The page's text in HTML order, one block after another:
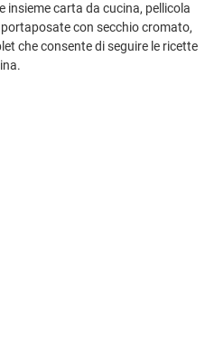
carta da cucina, pellicola
con secchio cromato,
che consente di seguire le ricette